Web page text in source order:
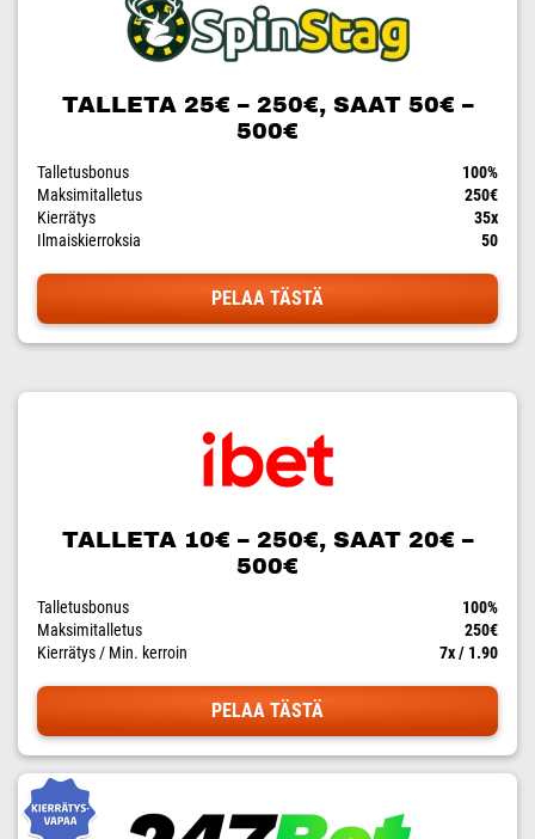
TALLETA 25€ – 250€, SAAT 50€ –
500€
Talletusbonus
100%
Maksimitalletus
250€
Kierrätys
35x
Ilmaiskierroksia
50
PELAA TÄSTÄ
TALLETA 10€ – 250€, SAAT 20€ –
500€
Talletusbonus
100%
Maksimitalletus
250€
Kierrätys / Min. kerroin
7x / 1.90
PELAA TÄSTÄ